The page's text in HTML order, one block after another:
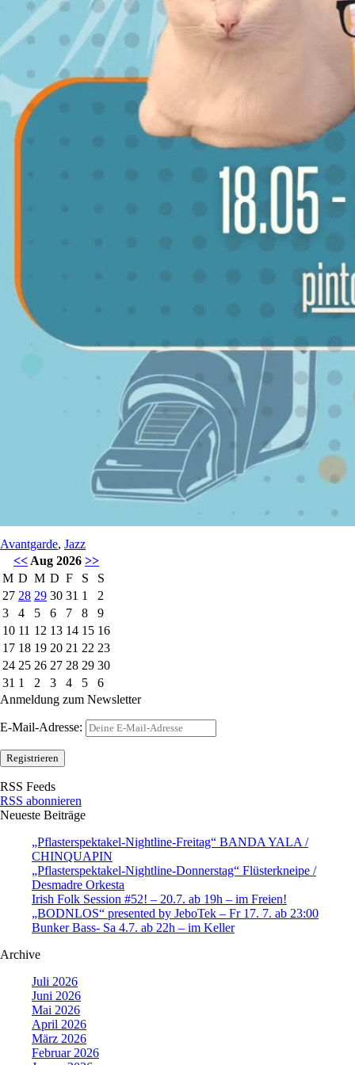
Avantgarde, Jazz
<< Aug 2026 >>
M D M D F S
S
27 28 29 30 31 1
2
3
4 5 6 7 8
9
10 11 12 13 14 15 16
17 18 19 20 21 22 23
24 25 26 27 28 29 30
31 1 2 3 4 5
6
Anmeldung zum Newsletter
E-Mail-Adresse:
RSS Feeds
RSS abonnieren
Neueste Beiträge
„Pflasterspektakel-Nightline-Freitag“ BANDA YALA /
CHINQUAPIN
„Pflasterspektakel-Nightline-Donnerstag“ Flüsterkneipe /
Desmadre Orkesta
Irish Folk Session #52! – 20.7. ab 19h – im Freien!
„BODNLOS“ presented by JeboTek – Fr 17. 7. ab 23:00
Bunker Bass- Sa 4.7. ab 22h – im Keller
Archive
Juli 2026
Juni 2026
Mai 2026
April 2026
März 2026
Februar 2026